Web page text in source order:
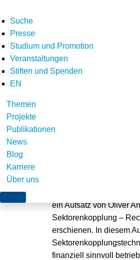
Suche
Presse
Studium und Promotion
Veranstaltungen
Stiften und Spenden
EN
Themen
Projekte
Publikationen
News
Blog
Karriere
Über uns
ein Aufsatz von Oliver
Sektorenkopplung –
erschienen. In diesem
finanziell sinnvoll